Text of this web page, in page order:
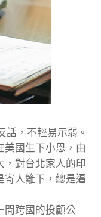
話，不輕易示弱。
美國生下小恩，由
，對台北家人的印
寄人籬下，總是逼
間跨國的投顧公